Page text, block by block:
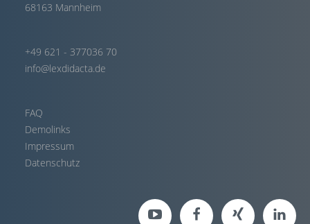
68163 Mannheim
+49 621 - 377036 70
info@lexdidacta.de
FAQ
Demolinks
Impressum
Datenschutz